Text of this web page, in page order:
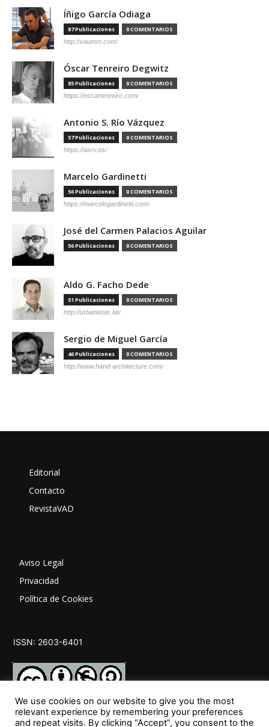
Íñigo García Odiaga
87 Publicaciones 0 COMENTARIOS
http://vaumm.com/
Óscar Tenreiro Degwitz
85 Publicaciones 0 COMENTARIOS
https://oscartenreiro.com/
Antonio S. Río Vázquez
57 Publicaciones 0 COMENTARIOS
https://asrv.es/
Marcelo Gardinetti
56 Publicaciones 0 COMENTARIOS
https://marcelogardinetti.com/
José del Carmen Palacios Aguilar
56 Publicaciones 0 COMENTARIOS
Aldo G. Facho Dede
51 Publicaciones 0 COMENTARIOS
http://urbanistas.lat/
Sergio de Miguel García
46 Publicaciones 0 COMENTARIOS
http://www.hand-architecture.com/
Editorial
Contacto
RevistaVAD
Aviso Legal
Privacidad
Política de Cookies
ISSN: 2603-6401
We use cookies on our website to give you the most
relevant experience by remembering your preferences
and repeat visits. By clicking “Accept”, you consent to the